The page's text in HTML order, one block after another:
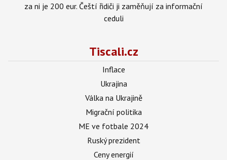
za ni je 200 eur. Čeští řidiči ji zaměňují za informační
ceduli
Tiscali.cz
Inflace
Ukrajina
Válka na Ukrajině
Migrační politika
ME ve fotbale 2024
Ruský prezident
Ceny energií